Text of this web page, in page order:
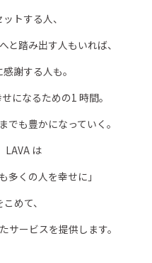
トする人、
と踏み出す人もいれば、
謝する人も。
になるための1 時間。
でも豊かになっていく。
LAVA は
多くの人を幸せに」
めて、
サービスを提供します。